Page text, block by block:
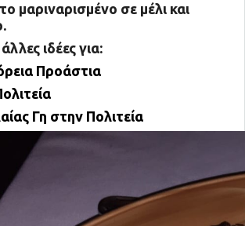
μαριναρισμένο σε μέλι και
ιδέες για:
Προάστια
Γη στην Πολιτεία